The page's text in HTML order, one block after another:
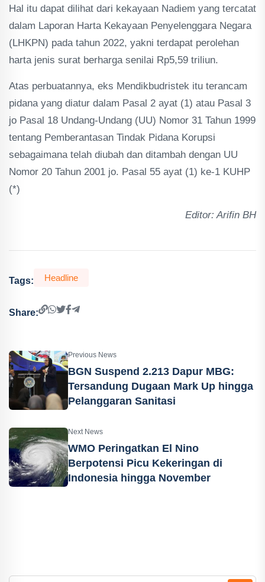
Hal itu dapat dilihat dari kekayaan Nadiem yang tercatat
dalam Laporan Harta Kekayaan Penyelenggara Negara
(LHKPN) pada tahun 2022, yakni terdapat perolehan
harta jenis surat berharga senilai Rp5,59 triliun.
Atas perbuatannya, eks Mendikbudristek itu terancam
pidana yang diatur dalam Pasal 2 ayat (1) atau Pasal 3
jo Pasal 18 Undang-Undang (UU) Nomor 31 Tahun 1999
tentang Pemberantasan Tindak Pidana Korupsi
sebagaimana telah diubah dan ditambah dengan UU
Nomor 20 Tahun 2001 jo. Pasal 55 ayat (1) ke-1 KUHP
(*)
Editor: Arifin BH
Tags: Headline
Share:
Previous News
BGN Suspend 2.213 Dapur MBG:
Tersandung Dugaan Mark Up hingga
Pelanggaran Sanitasi
Next News
WMO Peringatkan El Nino
Berpotensi Picu Kekeringan di
Indonesia hingga November